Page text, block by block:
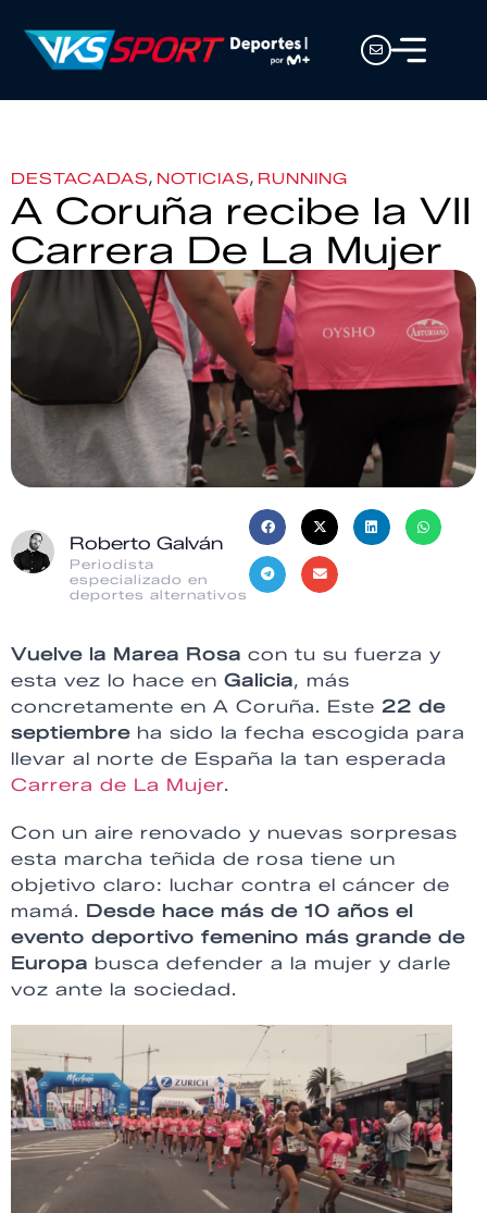
DESTACADAS, NOTICIAS, RUNNING
A Coruña recibe la VII
Carrera De La Mujer
Roberto Galván
Periodista
especializado en
deportes alternativos
Vuelve la Marea Rosa con tu su fuerza y
esta vez lo hace en Galicia, más
concretamente en A Coruña. Este 22 de
septiembre ha sido la fecha escogida para
llevar al norte de España la tan esperada
Carrera de La Mujer.
Con un aire renovado y nuevas sorpresas
esta marcha teñida de rosa tiene un
objetivo claro: luchar contra el cáncer de
mamá. Desde hace más de 10 años el
evento deportivo femenino más grande de
Europa busca defender a la mujer y darle
voz ante la sociedad.